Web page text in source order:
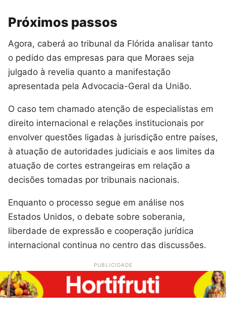
Próximos passos
Agora, caberá ao tribunal da Flórida analisar tanto
o pedido das empresas para que Moraes seja
julgado à revelia quanto a manifestação
apresentada pela Advocacia-Geral da União.
O caso tem chamado atenção de especialistas em
direito internacional e relações institucionais por
envolver questões ligadas à jurisdição entre países,
à atuação de autoridades judiciais e aos limites da
atuação de cortes estrangeiras em relação a
decisões tomadas por tribunais nacionais.
Enquanto o processo segue em análise nos
Estados Unidos, o debate sobre soberania,
liberdade de expressão e cooperação jurídica
internacional continua no centro das discussões.
PUBLICIDADE